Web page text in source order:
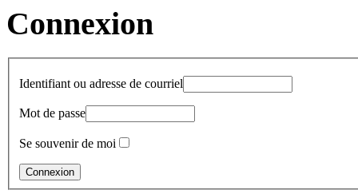
Connexion
Identifiant ou adresse de courriel
Mot de passe
Se souvenir de moi